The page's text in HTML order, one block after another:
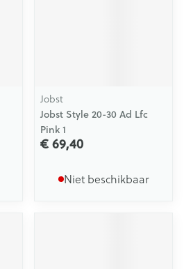
Jobst
Jobst Style 20-30 Ad Lfc
Pink 1
€ 69,40
Niet beschikbaar